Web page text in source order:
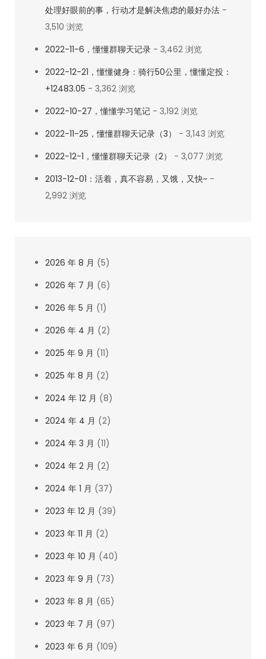
处理好眼前的事，行动才是解决焦虑的最好办法 -
3,510 浏览
2022-11-6，懂懂群聊天记录 - 3,462 浏览
2022-12-21，懂懂健身：骑行50公里，懂懂定投：
+12483.05 - 3,362 浏览
2022-10-27，懂懂学习笔记 - 3,192 浏览
2022-11-25，懂懂群聊天记录（3）
- 3,143 浏览
2022-12-1，懂懂群聊天记录（2）
- 3,077 浏览
2013-12-01：活着，真不容易，又饿，又快~ -
2,992 浏览
2026 年 8 月 (5)
2026 年 7 月 (6)
2026 年 5 月 (1)
2026 年 4 月 (2)
2025 年 9 月 (11)
2025 年 8 月 (2)
2024 年 12 月 (8)
2024 年 4 月 (2)
2024 年 3 月 (11)
2024 年 2 月 (2)
2024 年 1 月 (37)
2023 年 12 月 (39)
2023 年 11 月 (2)
2023 年 10 月 (40)
2023 年 9 月 (73)
2023 年 8 月 (65)
2023 年 7 月 (97)
2023 年 6 月 (109)